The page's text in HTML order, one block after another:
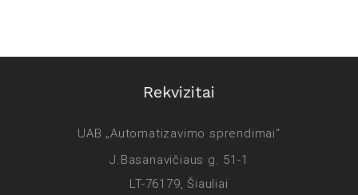
Rekvizitai
UAB „Automatizavimo sprendimai“
J.Basanavičiaus g. 51-1
LT-76179, Šiauliai